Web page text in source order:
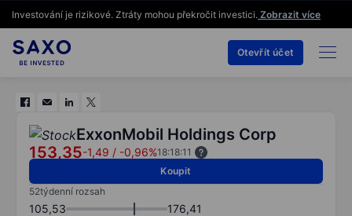
Investování je rizikové. Ztráty mohou překročit investici. Zobrazit více
Otevřít účet
ExxonMobil Holdings Corp
153,35-1,49 / -0,96%18:18:11
Koupit
52týdenní rozsah
105,53 176,41